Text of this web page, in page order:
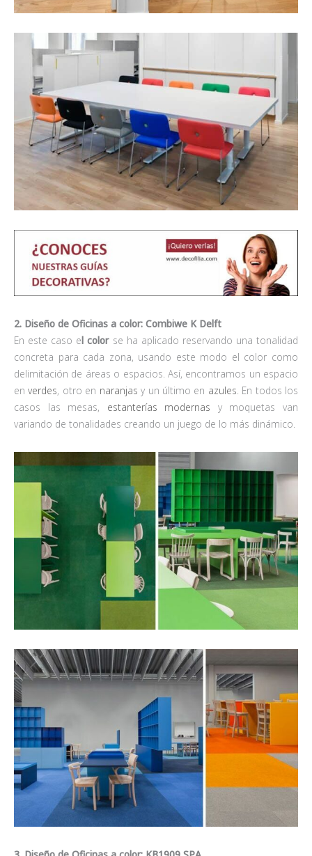
2. Diseño de Oficinas a color: Combiwe K Delft
En este caso el colorse ha aplicado reservando una tonalidad
concreta para cada zona, usando este modo el color como
delimitación de áreas o espacios. Así, encontramos un espacio
enverdes, otro en naranjas y un último en azules . En todos los
casos las mesas, estanterías modernas y moquetas van
variando de tonalidades creando un juego de lo más dinámico.